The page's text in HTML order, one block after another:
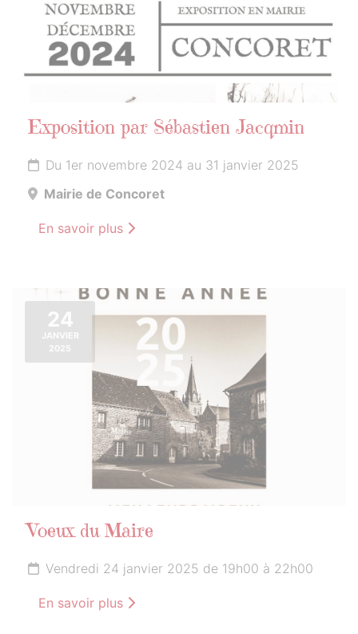
Exposition par Sébastien Jacqmin
Du 1er novembre 2024 au 31 janvier 2025
Mairie de Concoret
En savoir plus
24
JANVIER
2025
Voeux du Maire
Vendredi 24 janvier 2025 de 19h00 à 22h00
En savoir plus